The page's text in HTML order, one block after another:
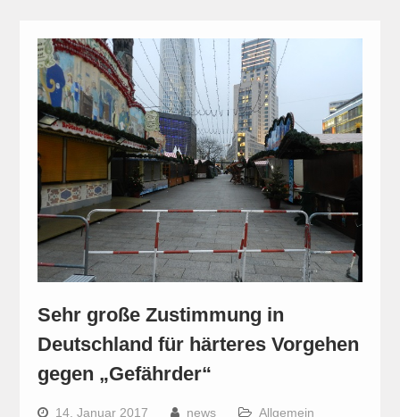
Sehr große Zustimmung in
Deutschland für härteres Vorgehen
gegen „Gefährder“
14. Januar 2017 news Allgemein